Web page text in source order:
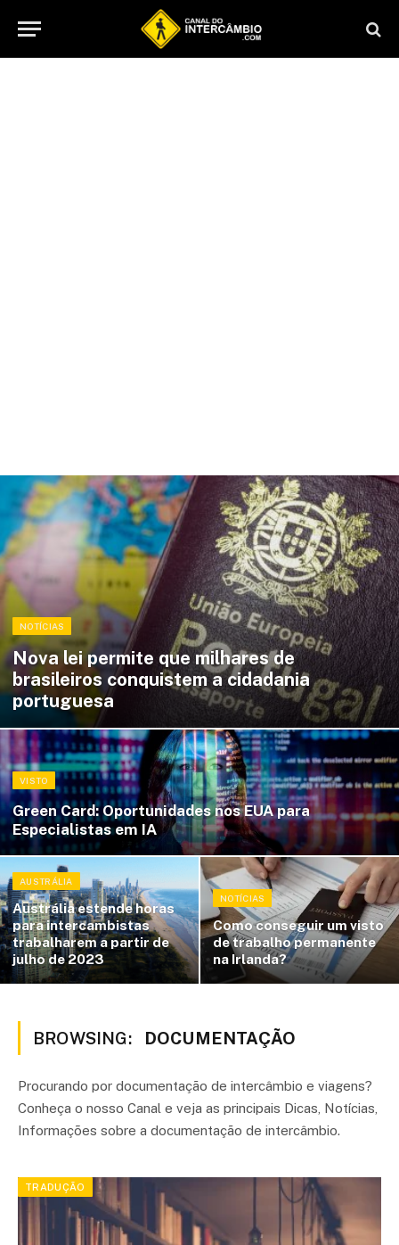
NOTÍCIAS
Nova lei permite que milhares de
brasileiros conquistem a cidadania
portuguesa
VISTO
Green Card: Oportunidades nos EUA para
Especialistas em IA
AUSTRÁLIA
Austrália estende horas
para intercambistas
trabalharem a partir de
julho de 2023
NOTÍCIAS
Como conseguir um visto
de trabalho permanente
na Irlanda?
BROWSING: DOCUMENTAÇÃO
Procurando por documentação de intercâmbio e viagens?
Conheça o nosso Canal e veja as principais Dicas, Notícias,
Informações sobre a documentação de intercâmbio.
TRADUÇÃO